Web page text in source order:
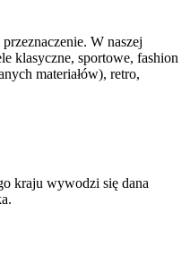
W naszej
klasyczne, sportowe, fashion
materiałów), retro,
kraju wywodzi się dana